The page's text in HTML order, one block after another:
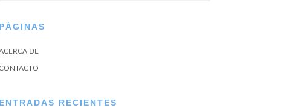
PÁGINAS
DE
ENTRADAS RECIENTES